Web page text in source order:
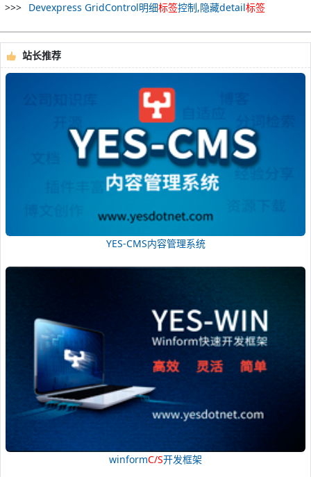
Devexpress GridControl明细标签控制,隐藏detail标签
站长推荐
YES-CMS内容管理系统
winformC/S开发框架